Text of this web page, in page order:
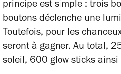
principe est simple : trois
boutons déclenche une
Toutefois, pour les
seront à gagner. Au total,
soleil, 600 glow sticks